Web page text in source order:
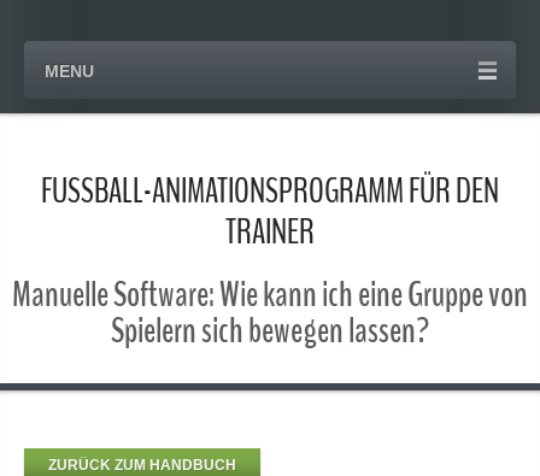
MENU
FUSSBALL-ANIMATIONSPROGRAMM FÜR DEN
TRAINER
Manuelle Software: Wie kann ich eine Gruppe von
Spielern sich bewegen lassen?
ZURÜCK ZUM HANDBUCH